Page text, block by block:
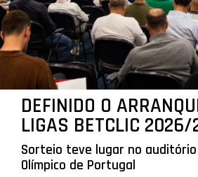
DEFINIDO O
LIGAS BETCLIC 2026/
Sorteio teve lugar no
Olímpico de Portugal